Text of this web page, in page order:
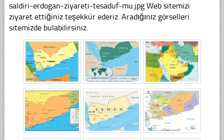
saldiri-erdogan-ziyareti-tesaduf-mu.jpg Web sitemizi
ziyaret ettiğiniz teşekkür ederiz. Aradığınız görselleri
sitemizde bulabilirsiniz.